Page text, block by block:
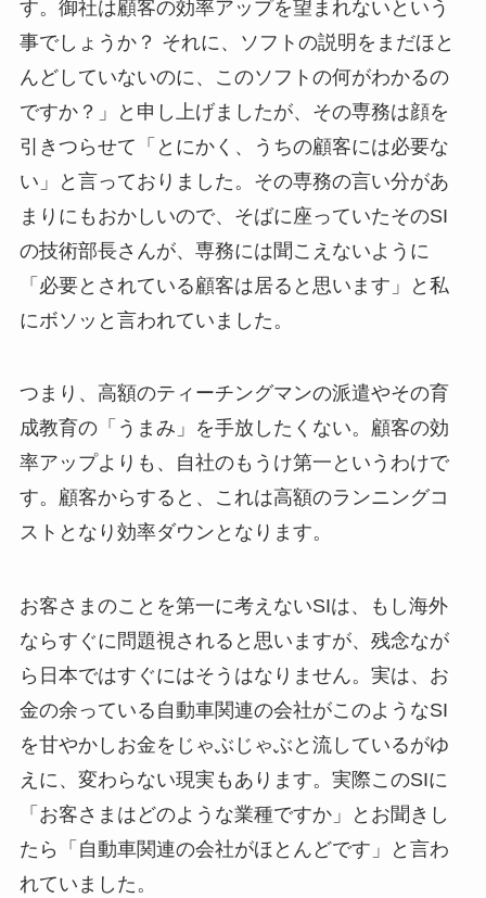
す。御社は顧客の効率アップを望まれないという
事でしょうか？ それに、ソフトの説明をまだほと
んどしていないのに、このソフトの何がわかるの
ですか？」と申し上げましたが、その専務は顔を
引きつらせて「とにかく、うちの顧客には必要な
い」と言っておりました。その専務の言い分があ
まりにもおかしいので、そばに座っていたそのSI
の技術部長さんが、専務には聞こえないように
「必要とされている顧客は居ると思います」と私
にボソッと言われていました。
つまり、高額のティーチングマンの派遣やその育
成教育の「うまみ」を手放したくない。顧客の効
率アップよりも、自社のもうけ第一というわけで
す。顧客からすると、これは高額のランニングコ
ストとなり効率ダウンとなります。
お客さまのことを第一に考えないSIは、もし海外
ならすぐに問題視されると思いますが、残念なが
ら日本ではすぐにはそうはなりません。実は、お
金の余っている自動車関連の会社がこのようなSI
を甘やかしお金をじゃぶじゃぶと流しているがゆ
えに、変わらない現実もあります。実際このSIに
「お客さまはどのような業種ですか」とお聞きし
たら「自動車関連の会社がほとんどです」と言わ
れていました。